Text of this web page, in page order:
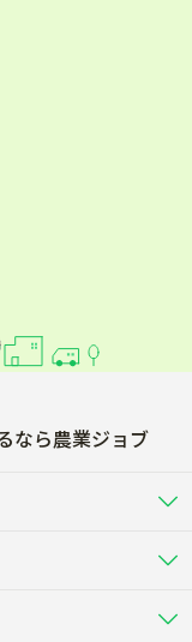
なら農業ジョブ
アルバイト・パート